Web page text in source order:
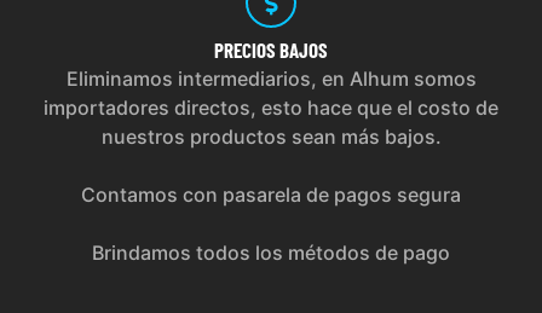
PRECIOS BAJOS
Eliminamos intermediarios, en Alhum somos
importadores directos, esto hace que el costo de
nuestros productos sean más bajos.
Contamos con pasarela de pagos segura
Brindamos todos los métodos de pago